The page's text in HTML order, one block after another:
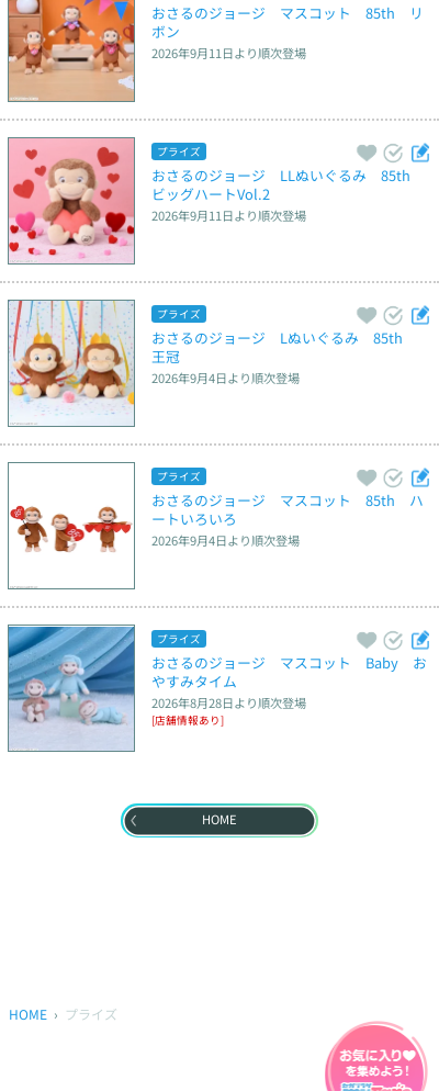
おさるのジョージ　マスコット　85th　リ
ボン
2026年9月11日より順次登場
プライズ
おさるのジョージ　LLぬいぐるみ　85th
ビッグハートVol.2
2026年9月11日より順次登場
プライズ
おさるのジョージ　Lぬいぐるみ　85th
王冠
2026年9月4日より順次登場
プライズ
おさるのジョージ　マスコット　85th　ハ
ートいろいろ
2026年9月4日より順次登場
プライズ
おさるのジョージ　マスコット　Baby　お
やすみタイム
2026年8月28日より順次登場
[店舗情報あり]
HOME
HOME プライズ